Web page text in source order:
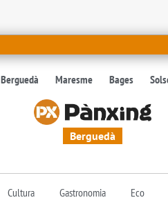
Berguedà Maresme Bages
Berguedà
Cultura Gastronomia Eco